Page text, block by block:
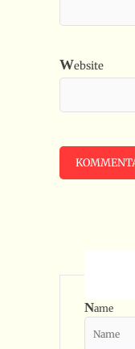
Website
Name